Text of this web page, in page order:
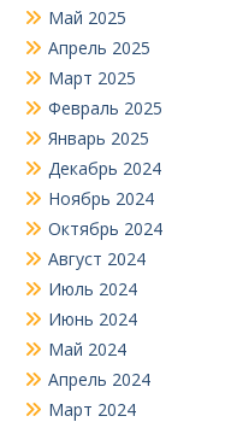
Май 2025
Апрель 2025
Март 2025
Февраль 2025
Январь 2025
Декабрь 2024
Ноябрь 2024
Октябрь 2024
Август 2024
Июль 2024
Июнь 2024
Май 2024
Апрель 2024
Март 2024